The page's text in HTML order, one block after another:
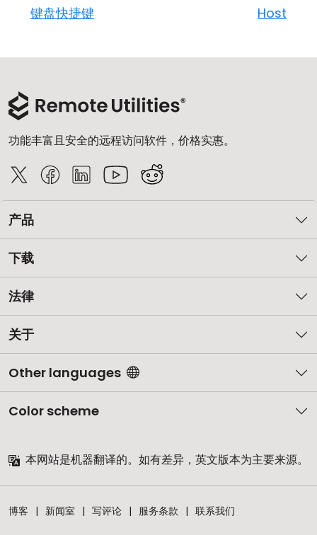
键盘快捷键
Host
功能丰富且安全的远程访问软件，价格实惠。
产品
下载
法律
关于
Other languages
Color scheme
本网站是机器翻译的。如有差异，英文版本为主要来源。
博客 新闻室 写评论 服务条款 联系我们